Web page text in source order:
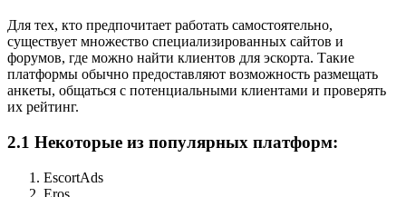
Для тех, кто предпочитает работать самостоятельно,
существует множество специализированных сайтов и
форумов, где можно найти клиентов для эскорта. Такие
платформы обычно предоставляют возможность размещать
анкеты, общаться с потенциальными клиентами и проверять
их рейтинг.
2.1 Некоторые из популярных платформ:
EscortAds
Eros